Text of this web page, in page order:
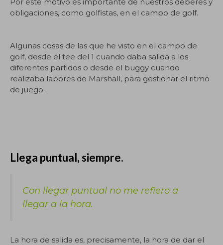
obligaciones, como golfistas, en el campo de golf.
Algunas cosas de las que he visto en el campo de
golf, desde el tee del 1 cuando daba salida a los
diferentes partidos o desde el buggy cuando
realizaba labores de Marshall, para gestionar el ritmo
de juego.
Llega puntual, siempre.
Con llegar puntual no me refiero a
llegar a la hora.
La hora de salida es, precisamente, la hora de dar el